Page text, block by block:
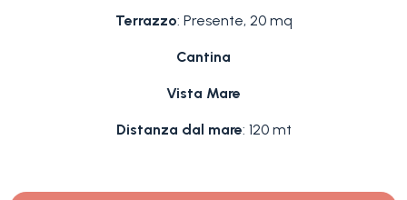
Terrazzo: Presente, 20 mq
Cantina
Vista Mare
Distanza dal mare: 120 mt